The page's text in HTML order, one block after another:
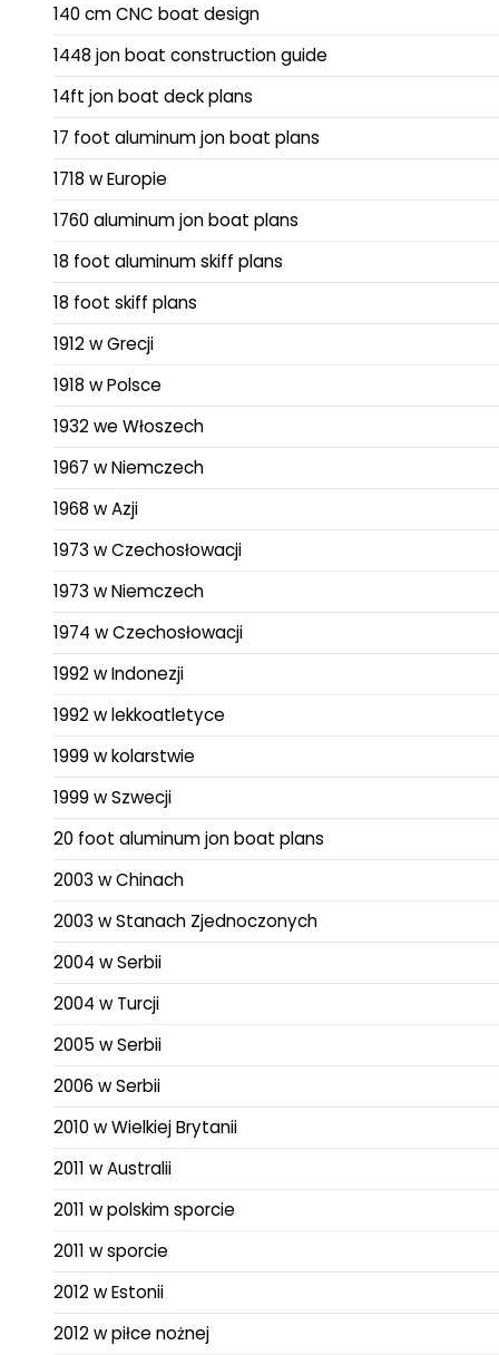
140 cm CNC boat design
1448 jon boat construction guide
14ft jon boat deck plans
17 foot aluminum jon boat plans
1718 w Europie
1760 aluminum jon boat plans
18 foot aluminum skiff plans
18 foot skiff plans
1912 w Grecji
1918 w Polsce
1932 we Włoszech
1967 w Niemczech
1968 w Azji
1973 w Czechosłowacji
1973 w Niemczech
1974 w Czechosłowacji
1992 w Indonezji
1992 w lekkoatletyce
1999 w kolarstwie
1999 w Szwecji
20 foot aluminum jon boat plans
2003 w Chinach
2003 w Stanach Zjednoczonych
2004 w Serbii
2004 w Turcji
2005 w Serbii
2006 w Serbii
2010 w Wielkiej Brytanii
2011 w Australii
2011 w polskim sporcie
2011 w sporcie
2012 w Estonii
2012 w piłce nożnej